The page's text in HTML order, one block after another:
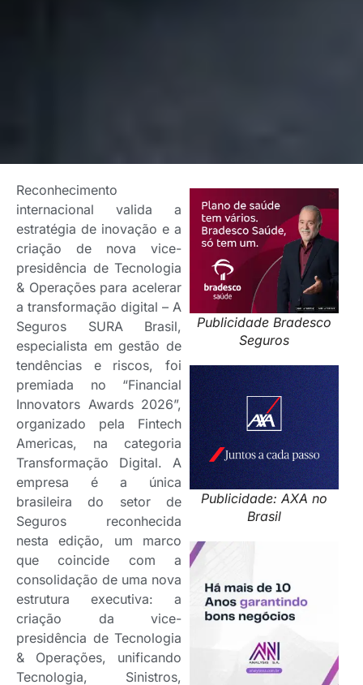
Publicidade Bradesco
Seguros
Publicidade: AXA no
Brasil
Reconhecimento
internacional valida a
estratégia de inovação e a
criação de nova vice-
presidência de Tecnologia
& Operações para acelerar
a transformação digital – A
Seguros SURA Brasil,
especialista em gestão de
tendências e riscos, foi
premiada no “Financial
Innovators Awards 2026”,
organizado pela Fintech
Americas, na categoria
Transformação Digital. A
empresa é a única
brasileira do setor de
Seguros reconhecida
nesta edição, um marco
que coincide com a
consolidação de uma nova
estrutura executiva: a
criação da vice-
presidência de Tecnologia
& Operações, unificando
Tecnologia, Sinistros,